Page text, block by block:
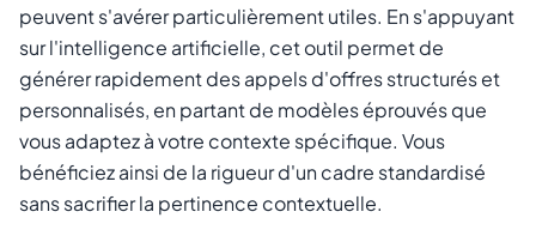
peuvent s'avérer particulièrement utiles. En s'appuyant
sur l'intelligence artificielle, cet outil permet de
générer rapidement des appels d'offres structurés et
personnalisés, en partant de modèles éprouvés que
vous adaptez à votre contexte spécifique. Vous
bénéficiez ainsi de la rigueur d'un cadre standardisé
sans sacrifier la pertinence contextuelle.